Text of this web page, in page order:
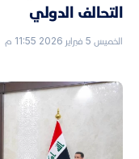
التحالف الدولي
الخميس 5 فبراير 2026 11:55 م